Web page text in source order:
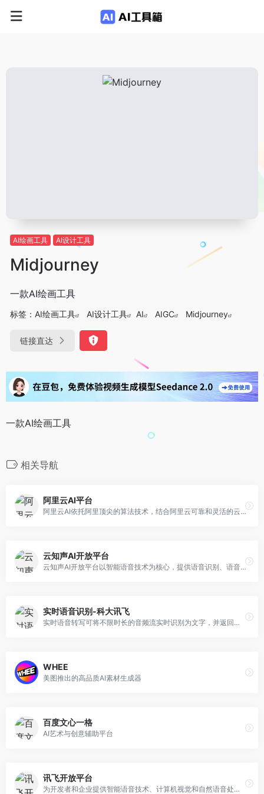
AI绘画工具 AI设计工具
Midjourney
一款AI绘画工具
标签： AI绘画工具 AI设计工具 AI AIGC Midjourney
链接直达
一款AI绘画工具
相关导航
阿里云AI平台
阿里云AI依托阿里顶尖的算法技术，结合阿里云可靠和灵活的云计算基础设施和平台服务，帮助企业简化IT框架、实现商业价值、加速数智化转型。阿里云数十项AI能力，稳定、易用、能力突出，是AI技术应用、开发的不二之选。
云知声AI开放平台
云知声AI开放平台以智能语音技术为核心，提供语音识别、语音合成、语音分析、语义理解等人工智能服务，为全行业开发者提供一站式人工智能语音交互技术方案。
实时语音识别-科大讯飞
实时语音转写可将不限时长的音频流实时识别为文字，并返回带有时间戳的文字流，新增翻译功能，适用于跨语种会议、国际赛事直播等多言语场景
WHEE
美图推出的高品质AI素材生成器
百度文心一格
AI艺术与创意辅助平台
讯飞开放平台
为开发者和企业提供智能语音技术、计算机视觉和自然语音处理技术，一站式人机智能语音交互解决方案